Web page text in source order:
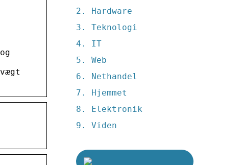
Hardware
Teknologi
IT
Web
Nethandel
Hjemmet
Elektronik
Viden